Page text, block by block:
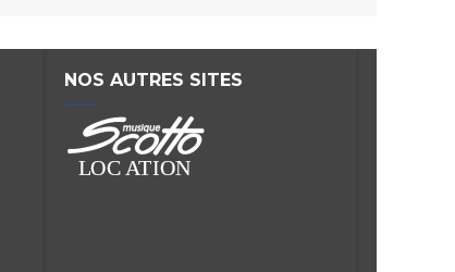
NOS AUTRES SITES